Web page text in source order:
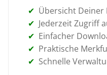
Übersicht Deiner
Jederzeit Zugriff
Einfacher
Praktische
Schnelle